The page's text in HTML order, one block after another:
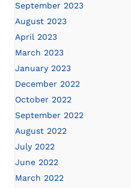
September 2023
August 2023
April 2023
March 2023
January 2023
December 2022
October 2022
September 2022
August 2022
July 2022
June 2022
March 2022